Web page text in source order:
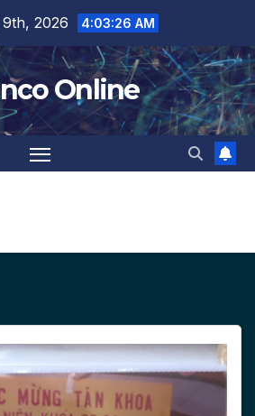
2026 4:03:27 AM
Online